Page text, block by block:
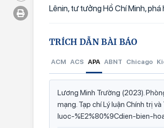
Lênin, tư tưởng Hồ Chí Minh,
TRÍCH DẪN BÀI BÁO
ACM ACS APA ABNT Chicago
Lương Minh Trường (2023).
mạng. Tạp chí Lý luận Chính trị
luoc-%E2%80%9Cdien-bien-